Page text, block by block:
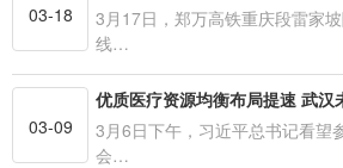
03-18
3月17日，郑万高铁重庆段雷家
线…
03-09
3月6日下午，习近平总书记看望
会…